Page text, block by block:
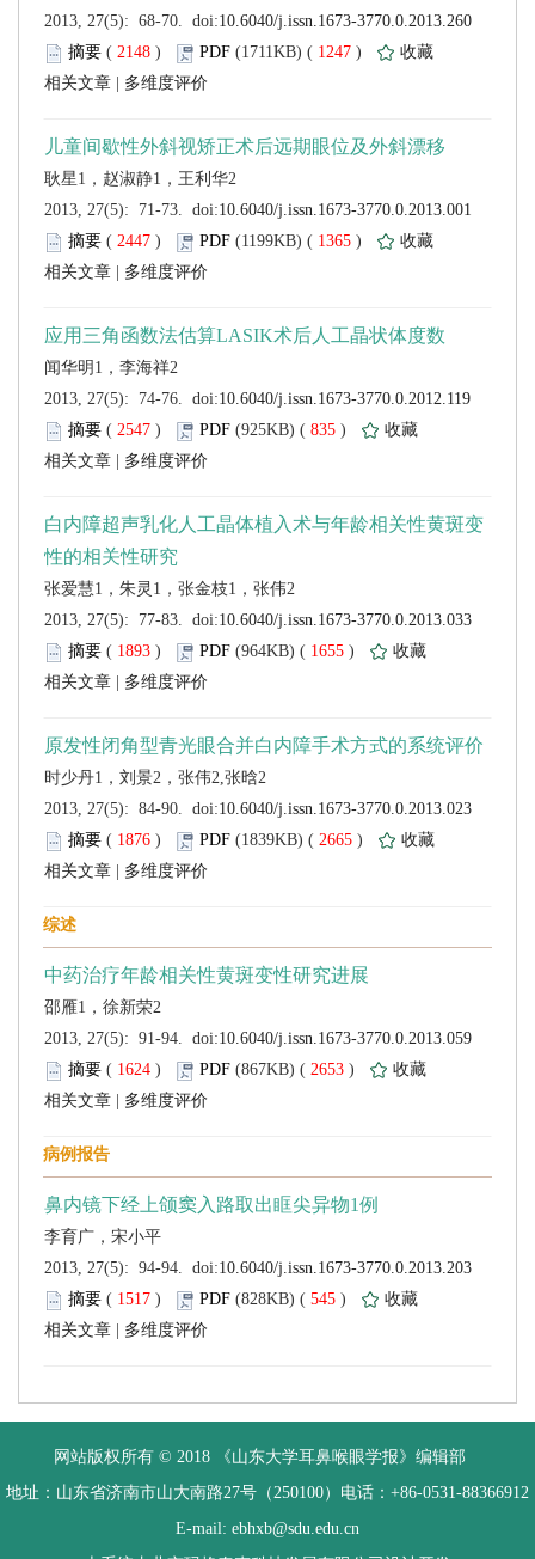
( ) 1247 )
( ) 1365 )
( ) 835 )
( ) 1655 )
( ) 2665 )
( ) 2653 )
( ) 545 )
网站版权所有 © 2018 《山东大学耳鼻喉眼学报》编辑部
地址：山东省济南市山大南路27号（250100）电话：+86-0531-88366912
E-mail: ebhxb@sdu.edu.cn